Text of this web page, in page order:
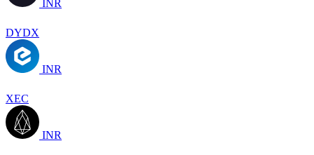
INR
DYDX
INR
XEC
INR